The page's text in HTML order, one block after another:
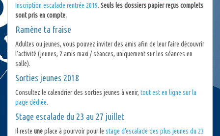
Inscription escalade rentrée 2019. Seuls les dossiers papier reçus complets
sont pris en compte.
Ramène ta fraise
Adultes ou jeunes, vous pouvez inviter des amis afin de leur faire découvrir
l’activité (jeunes, 2 amis maxi / séances, uniquement sur les séances en
salle).
Sorties jeunes 2018
Consultez le calendrier des sorties jeunes à venir, tout est en ligne sur la
page dédiée.
Stage escalade du 23 au 27 juillet
Il reste uneplace à pourvoir pour le stage d’escalade des plus jeunes du 23